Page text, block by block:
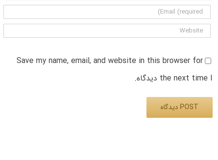
Save my name, email, and website in this browser for
the next time I دیدگاه.